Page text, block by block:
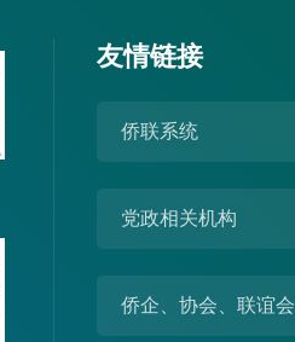
友情链接
侨联系统
党政相关机构
侨企、协会、联谊会